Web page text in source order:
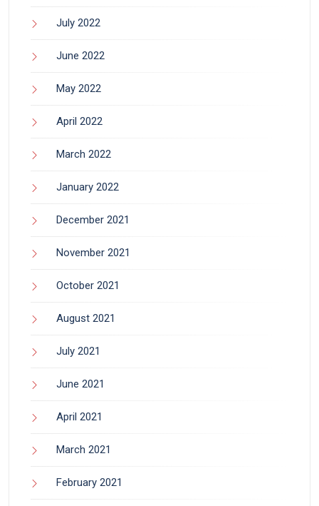
July 2022
June 2022
May 2022
April 2022
March 2022
January 2022
December 2021
November 2021
October 2021
August 2021
July 2021
June 2021
April 2021
March 2021
February 2021